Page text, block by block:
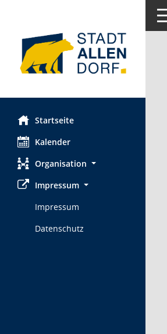
Startseite
Kalender
Organisation
Impressum
Impressum
Datenschutz